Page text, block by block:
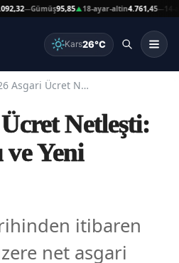
—Gümüş95,85▲18-ayar-altin4.761,45—14-ayar-
Kars26°C
2026 Asgari Ücret Netleşti: Geçim Sınırı ve Yeni Rakamlar
Netleşti:
ve Yeni
itibaren
net asgari